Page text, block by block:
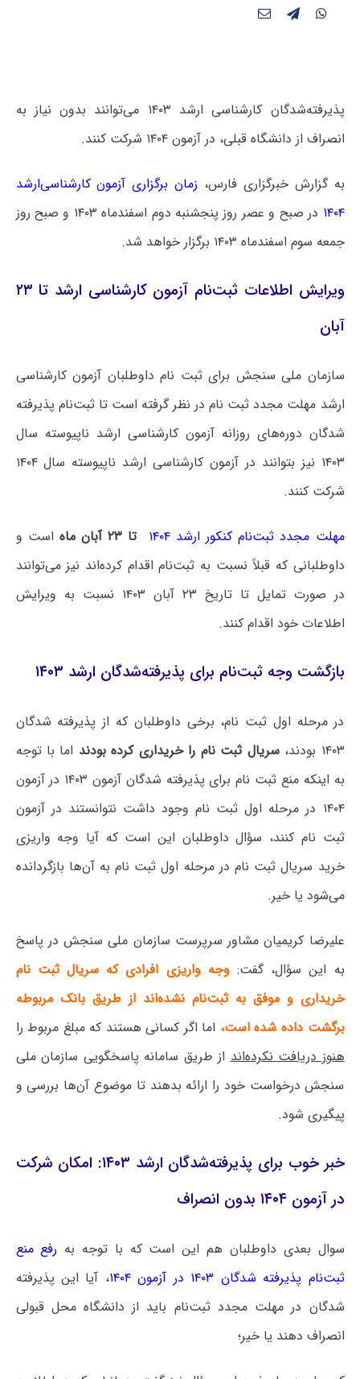
پذیرفته‌شدگان کارشناسی ارشد ۱۴۰۳ می‌توانند بدون نیاز به
انصراف از دانشگاه قبلی، در آزمون ۱۴۰۴ شرکت کنند.
به گزارش خبرگزاری فارس، زمان برگزاری آزمون کارشناسی‌ارشد
۱۴۰۴
در صبح و عصر روز پنجشنبه دوم اسفندماه ۱۴۰۳ و صبح روز
جمعه سوم اسفندماه ۱۴۰۳ برگزار خواهد شد.
ویرایش اطلاعات ثبت‌نام آزمون کارشناسی ارشد تا ۲۳
آبان
سازمان ملی سنجش برای ثبت نام داوطلبان آزمون کارشناسی
ارشد مهلت مجدد ثبت نام در نظر گرفته است تا ثبت‌نام پذیرفته
شدگان دوره‌های روزانه آزمون کارشناسی ارشد ناپیوسته سال
۱۴۰۳ نیز بتوانند در آزمون کارشناسی ارشد ناپیوسته سال ۱۴۰۴
شرکت کنند.
مهلت مجدد ثبت‌نام کنکور ارشد ۱۴۰۴ تا ۲۳ آبان ماه
است و
داوطلبانی که قبلاً نسبت به ثبت‌نام اقدام کرده‌اند نیز می‌توانند
در صورت تمایل تا تاریخ ۲۳ آبان ۱۴۰۳ نسبت به ویرایش
اطلاعات خود اقدام کنند.
بازگشت وجه ثبت‌نام برای پذیرفته‌شدگان ارشد ۱۴۰۳
در مرحله اول ثبت نام، برخی داوطلبان که از پذیرفته شدگان
۱۴۰۳ بودند،
سریال ثبت نام را خریداری کرده بودند اما با توجه
به اینکه منع ثبت نام برای پذیرفته شدگان آزمون ۱۴۰۳ در آزمون
۱۴۰۴ در مرحله اول ثبت نام وجود داشت نتوانستند در آزمون
ثبت نام کنند، سؤال داوطلبان این است که آیا وجه واریزی
خرید سریال ثبت نام در مرحله اول ثبت نام به آن‌ها بازگردانده
می‌شود یا خیر.
علیرضا کریمیان مشاور سرپرست سازمان ملی سنجش در پاسخ
به این سؤال، گفت:وجه واریزی افرادی که سریال ثبت نام
خریداری و موفق به ثبت‌نام نشده‌اند از طریق بانک مربوطه
برگشت داده شده است، اما اگر کسانی هستند که مبلغ مربوط را
هنوز دریافت نکرده‌انداز طریق سامانه پاسخگویی سازمان ملی
سنجش درخواست خود را ارائه بدهند تا موضوع آن‌ها بررسی و
پیگیری شود.
خبر خوب برای پذیرفته‌شدگان ارشد ۱۴۰۳: امکان شرکت
در آزمون ۱۴۰۴ بدون انصراف
سوال بعدی داوطلبان هم این است که با توجه به رفع منع
ثبت‌نام پذیرفته شدگان ۱۴۰۳ در آزمون ۱۴۰۴
، آیا این پذیرفته
شدگان در مهلت مجدد ثبت‌نام باید از دانشگاه محل قبولی
انصراف دهند یا خیر؛